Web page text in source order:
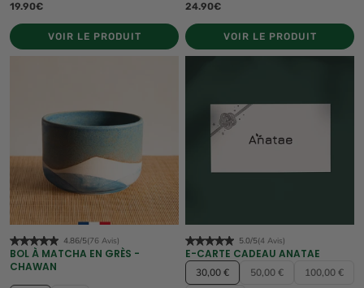
19.90€
VOIR LE PRODUIT
24.90€
VOIR LE PRODUIT
4.86/5(76 Avis)
BOL À MATCHA EN GRÈS -
CHAWAN
5.0/5(4 Avis)
E-CARTE CADEAU ANATAE
30,00 € 50,00 €
100,00 €